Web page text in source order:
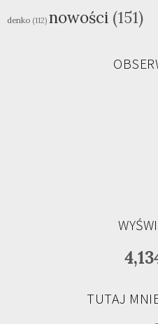
denko (112) nowości (151)
TUTAJ